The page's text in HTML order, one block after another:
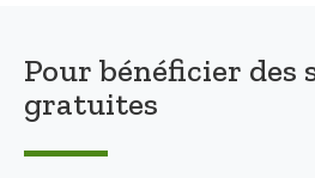
Pour bénéficier des
gratuites